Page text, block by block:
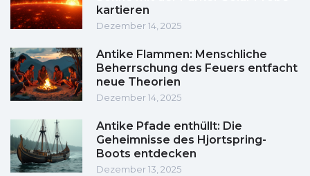
kartieren
Dezember 14, 2025
Antike Flammen: Menschliche
Beherrschung des Feuers entfacht
neue Theorien
Dezember 14, 2025
Antike Pfade enthüllt: Die
Geheimnisse des Hjortspring-
Boots entdecken
Dezember 13, 2025